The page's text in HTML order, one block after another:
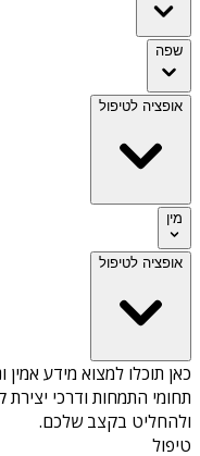
שפה
אופציה לטיפול
מין
אופציה לטיפול
כאן תוכלו למצוא מידע אמין
תחומי התמחות ודרכי
ולהחליט בקצב שלכם.
טיפול